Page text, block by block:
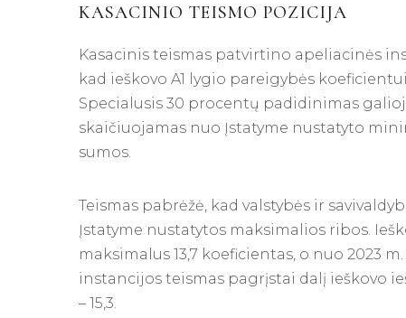
KASACINIO TEISMO POZICIJA
Kasacinis teismas patvirtino apeliacinės
kad ieškovo A1 lygio pareigybės
Specialusis 30 procentų padidinimas
skaičiuojamas nuo Įstatyme nustatyto
sumos.
Teismas pabrėžė, kad valstybės ir
Įstatyme nustatytos maksimalios ribos.
maksimalus 13,7 koeficientas, o nuo 2023
instancijos teismas pagrįstai dalį ieškovo
– 15,3.